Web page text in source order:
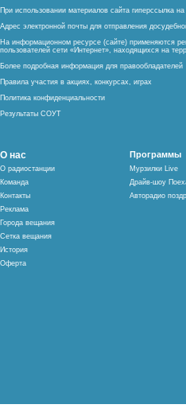
При использовании материалов сайта гиперссылка на
Адрес электронной почты для отправления
На информационном ресурсе (сайте) применяются
пользователей сети «Интернет», находящихся на
Более подробная информация для правообладателей
Правила участия в акциях, конкурсах, играх
Политика конфиденциальности
Результаты СОУТ
О нас
О радиостанции
Команда
Контакты
Реклама
Города вещания
Сетка вещания
История
Оферта
Программы
Мурзилки Live
Драйв-шоу
Авторадио